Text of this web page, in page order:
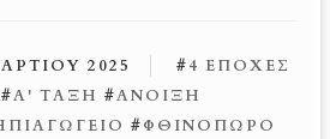
2025 #4 ΕΠΟΧΈΣ
#Α' ΤΆΞΗ #ΆΝΟΙΞΗ
#ΦΘΙΝΌΠΩΡΟ